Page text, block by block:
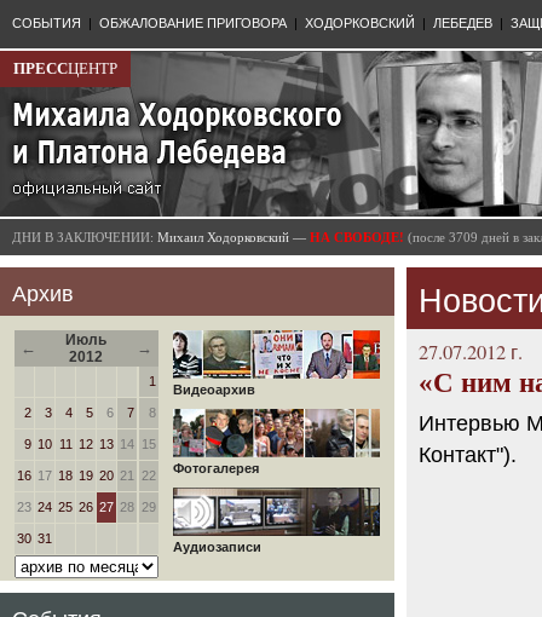
СОБЫТИЯ | ОБЖАЛОВАНИЕ ПРИГОВОРА | ХОДОРКОВСКИЙ | ЛЕБЕДЕВ |
ПРЕССЦЕНТР
ДНИ В ЗАКЛЮЧЕНИИ: Михаил Ходорковский — НА СВОБОДЕ! (после 3709 дней в
Архив
←
Июль
2012
→
1
2 3 4 5 6 7 8
9 10 11 12 13 14 15
16 17 18 19 20 21 22
23 24 25 26 27 28 29
30 31
Видеоархив
Фотогалерея
Аудиозаписи
27.07.2012 г.
«С ним
Интервью
Контакт").